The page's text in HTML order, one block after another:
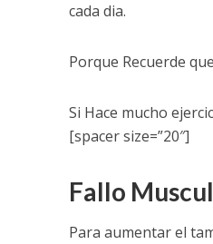
cada dia.
Porque Recuerde
Si Hace mucho
[spacer size=”20″]
Fallo
Para aumentar el